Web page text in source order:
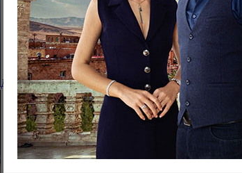
Доктор Тажина